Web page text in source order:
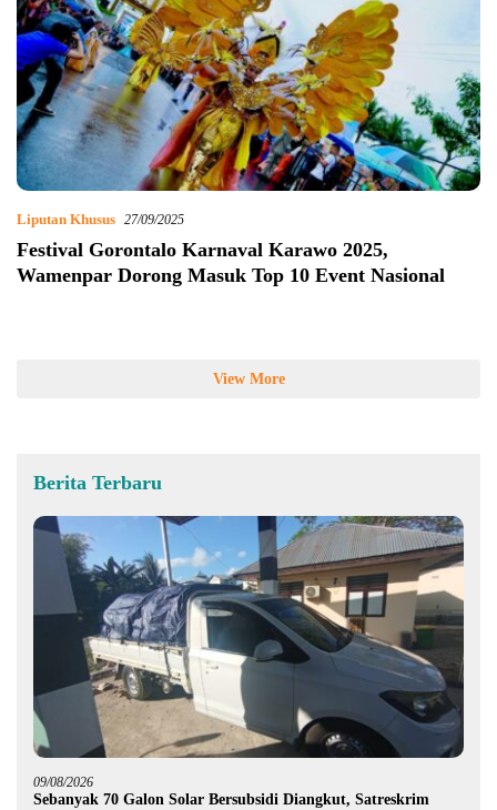
Liputan Khusus 27/09/2025
Festival Gorontalo Karnaval Karawo 2025,
Wamenpar Dorong Masuk Top 10 Event Nasional
View More
Berita Terbaru
09/08/2026
Sebanyak 70 Galon Solar Bersubsidi Diangkut, Satreskrim